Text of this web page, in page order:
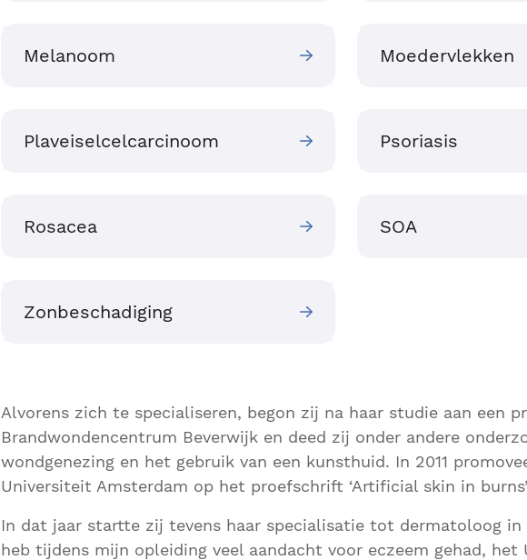
Melanoom Moedervlekken
Plaveiselcelcarcinoom Psoriasis
Rosacea SOA
Zonbeschadiging
Alvorens zich te specialiseren, begon zij na haar studie aan een
Brandwondencentrum Beverwijk en deed zij onder andere
wondgenezing en het gebruik van een kunsthuid. In 2011
Universiteit Amsterdam op het proefschrift ‘Artificial skin in
In dat jaar startte zij tevens haar specialisatie tot dermatoloog in
heb tijdens mijn opleiding veel aandacht voor eczeem gehad, het